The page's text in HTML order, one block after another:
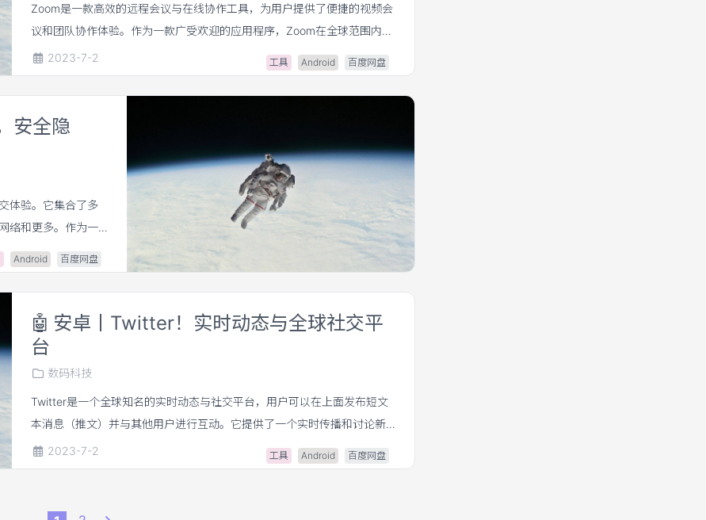
Zoom是一款高效的远程会议与在线协作工具，为用户提供了便捷的视频会
议和团队协作体验。作为一款广受欢迎的应用程序，Zoom在全球范围内被
广泛使用。
2023-7-2 工具 Android 百度网盘
安全隐
体验。它集合了多
络和更多。作为一
事保持紧密联系。
Android 百度网盘
🤖 安卓丨Twitter！实时动态与全球社交平
台
数码科技
Twitter是一个全球知名的实时动态与社交平台，用户可以在上面发布短文
本消息（推文）并与其他用户进行互动。它提供了一个实时传播和讨论新
闻、事件、兴趣话题的平台。
2023-7-2 工具 Android 百度网盘